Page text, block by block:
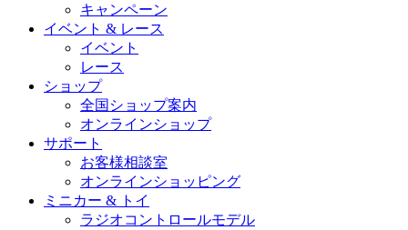
キャンペーン
イベント & レース
イベント
レース
ショップ
全国ショップ案内
オンラインショップ
サポート
お客様相談室
オンラインショッピング
ミニカー & トイ
ラジオコントロールモデル